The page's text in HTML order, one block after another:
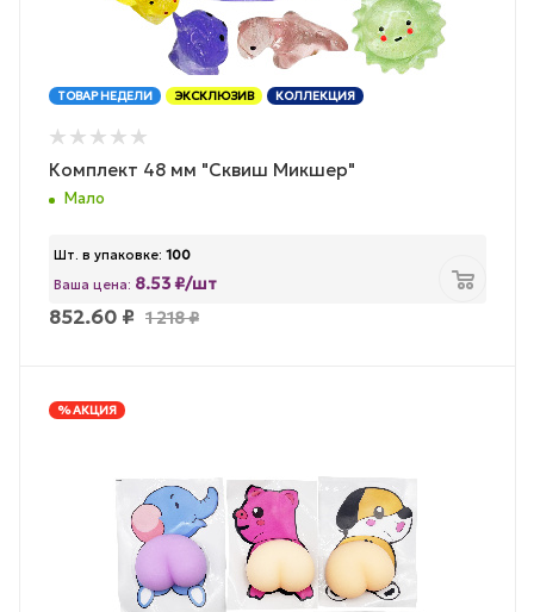
ТОВАР НЕДЕЛИ ЭКСКЛЮЗИВ КОЛЛЕКЦИЯ
Комплект 48 мм "Сквиш Микшер"
Мало
Шт. в упаковке: 100
Ваша цена: 8.53 ₽/шт
852.60 ₽ 1 218₽
% АКЦИЯ